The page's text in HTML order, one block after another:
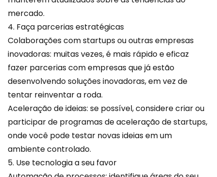
mercado.
4. Faça parcerias estratégicas
Colaborações com startups ou outras empresas
inovadoras: muitas vezes, é mais rápido e eficaz
fazer parcerias com empresas que já estão
desenvolvendo soluções inovadoras, em vez de
tentar reinventar a roda.
Aceleração de ideias: se possível, considere criar ou
participar de programasde aceleração de startups,
onde você pode testar novas ideias em um
ambiente controlado.
5. Use tecnologia a seu favor